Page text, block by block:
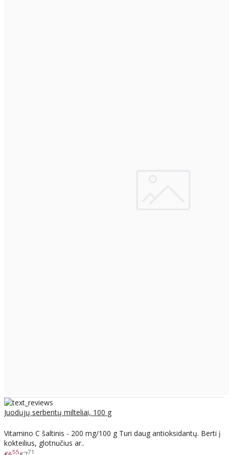
Juodųjų serbentų milteliai, 100 g
Vitamino C šaltinis - 200 mg/100 g Turi daug antioksidantų. Berti į
kokteilius, glotnučius ar..
55 71